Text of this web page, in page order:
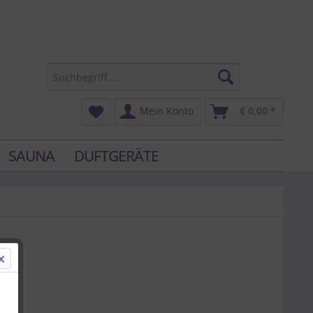
Mein Konto € 0,00 *
SAUNA DUFTGERÄTE